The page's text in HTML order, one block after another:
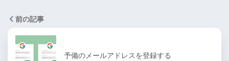
前の記事
予備のメールアドレスを登録する